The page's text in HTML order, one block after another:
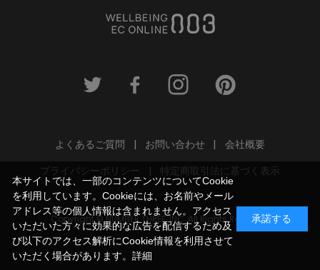
よくあるご質問 お問い合わせ
会社概要
プライバシーポリシー
特定商取引法に基づく表示
Copyright © NUMBER THREE, INC. All Rights Reserved.
本サイトでは、一部のコンテンツについてCookie
を利用しています。Cookieには、お名前やメール
アドレス等の個人情報は含まれません。アクセス
いただいた方々に効果的な広告を配信するため及
び以下のアクセス解析にCookie情報を利用させて
いただく場合があります。 詳細
承諾する